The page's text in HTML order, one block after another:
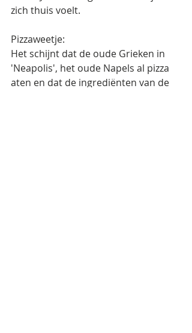
zich thuis voelt.
Pizzaweetje:
Het schijnt dat de oude Grieken in
'Neapolis', het oude Napels al pizza
aten en dat de ingrediënten van de